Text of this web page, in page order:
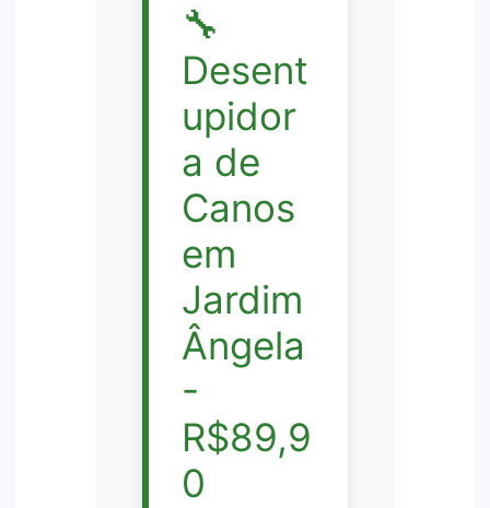
🔧
Desent
upidor
a de
Canos
em
Jardim
Ângela
-
R$89,9
0